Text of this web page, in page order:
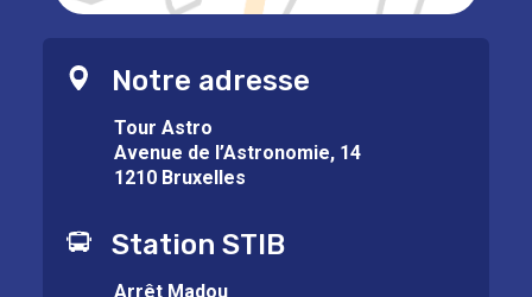
Notre adresse
Tour Astro
Avenue de l’Astronomie, 14
1210 Bruxelles
Station STIB
Arrêt Madou